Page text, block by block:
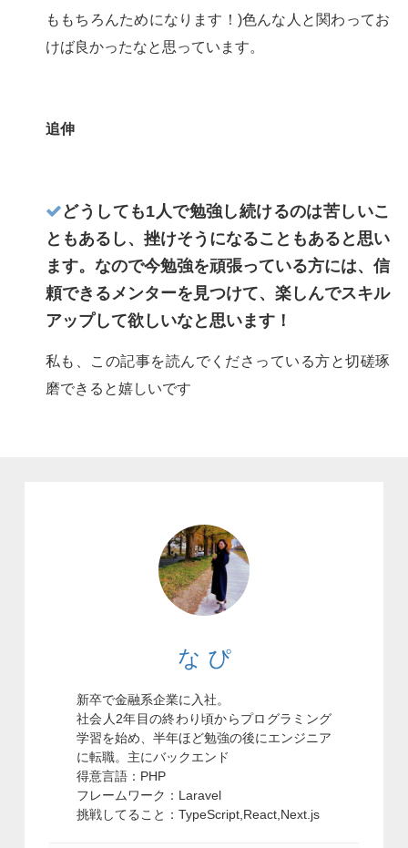
ももちろんためになります！)色んな人と関わってお
けば良かったなと思っています。
追伸
どうしても1人で勉強し続けるのは苦しいこ
ともあるし、挫けそうになることもあると思い
ます。なので今勉強を頑張っている方には、信
頼できるメンターを見つけて、楽しんでスキル
アップして欲しいなと思います！
私も、この記事を読んでくださっている方と切磋琢
磨できると嬉しいです
な ぴ
新卒で金融系企業に入社。
社会人2年目の終わり頃からプログラミング
学習を始め、半年ほど勉強の後にエンジニア
に転職。主にバックエンド
得意言語：PHP
フレームワーク：Laravel
挑戦してること：TypeScript,React,Next.js